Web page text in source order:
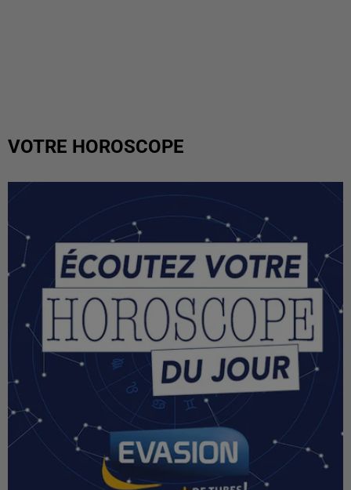
VOTRE HOROSCOPE